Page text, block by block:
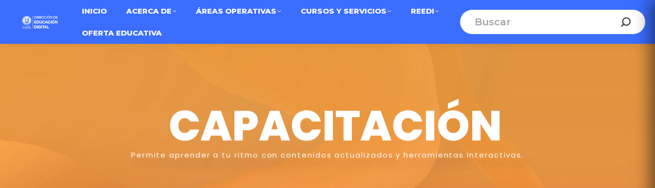
INICIO ACERCA DE ÁREAS OPERATIVAS CURSOS Y SERVICIOS REEDI
OFERTA EDUCATIVA
CAPACITACIÓN
Permite aprender a tu ritmo con contenidos actualizados y herramientas interactivas.